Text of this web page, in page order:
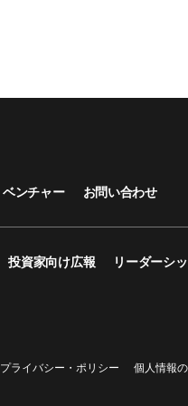
ベンチャー お問い合わせ
投資家向け広報 リーダーシ
プライバシー・ポリシー 個人情報